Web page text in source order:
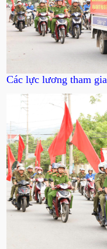
Các lực lương tham